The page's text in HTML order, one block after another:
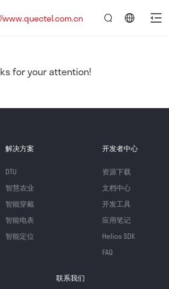
for your attention!
解决方案
DTU
智慧农业
智能穿戴
智能电表
智能定位
开发者中心
资源下载
文档中心
开发工具
应用笔记
Helios SDK
FAQ
联系我们